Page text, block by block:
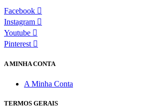
Facebook
Instagram
Youtube
Pinterest
A MINHA CONTA
A Minha Conta
TERMOS GERAIS